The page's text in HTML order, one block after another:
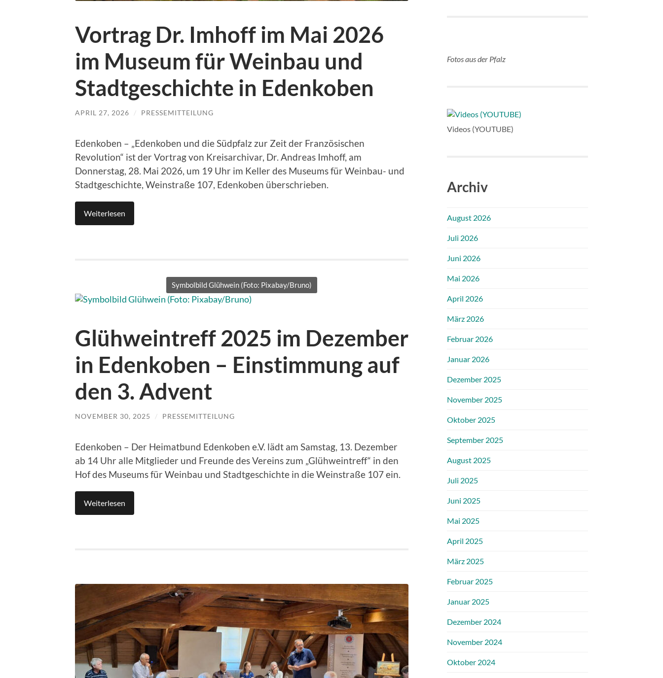
Vortrag Dr. Imhoff im Mai 2026
im Museum für Weinbau und
Stadtgeschichte in Edenkoben
APRIL 27, 2026 / PRESSEMITTEILUNG
Edenkoben – „Edenkoben und die Südpfalz zur Zeit der Französischen
Revolution“ ist der Vortrag von Kreisarchivar, Dr. Andreas Imhoff, am
Donnerstag, 28. Mai 2026, um 19 Uhr im Keller des Museums für Weinbau- und
Stadtgeschichte, Weinstraße 107, Edenkoben überschrieben.
Weiterlesen
Symbolbild Glühwein (Foto: Pixabay/Bruno)
Glühweintreff 2025 im Dezember
in Edenkoben – Einstimmung auf
den 3. Advent
NOVEMBER 30, 2025 / PRESSEMITTEILUNG
Edenkoben – Der Heimatbund Edenkoben e.V. lädt am Samstag, 13. Dezember
ab 14 Uhr alle Mitglieder und Freunde des Vereins zum „Glühweintreff“ in den
Hof des Museums für Weinbau und Stadtgeschichte in die Weinstraße 107 ein.
Weiterlesen
Fotos aus der Pfalz
Videos (YOUTUBE)
Archiv
August 2026
Juli 2026
Juni 2026
Mai 2026
April 2026
März 2026
Februar 2026
Januar 2026
Dezember 2025
November 2025
Oktober 2025
September 2025
August 2025
Juli 2025
Juni 2025
Mai 2025
April 2025
März 2025
Februar 2025
Januar 2025
Dezember 2024
November 2024
Oktober 2024